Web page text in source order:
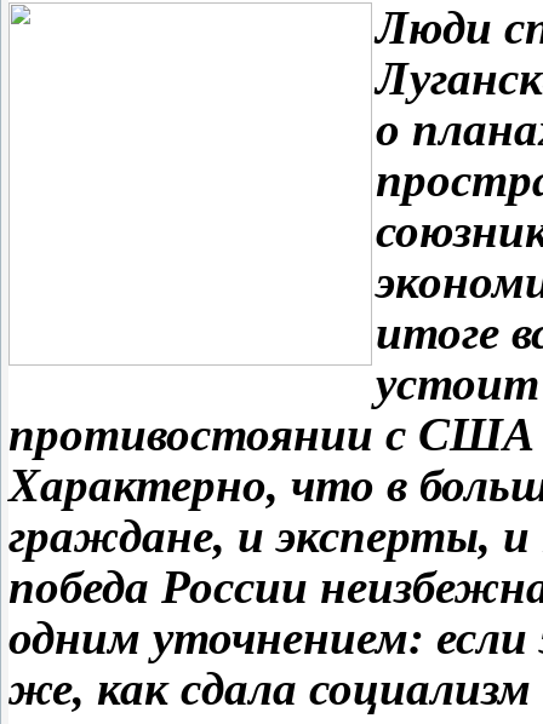
Люди
о
итоге
устоит
противостоянии с США
Характерно, что в
граждане, и эксперты,
победа России
одним уточнением:
же, как сдала